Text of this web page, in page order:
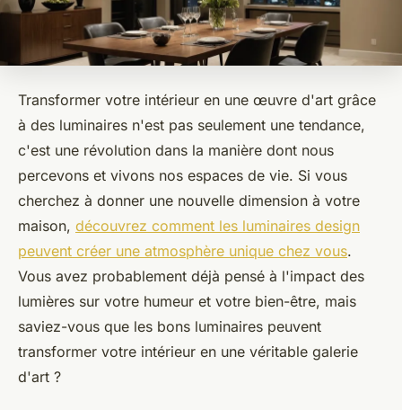
Transformer votre intérieur en une œuvre d'art grâce
à des luminaires n'est pas seulement une tendance,
c'est une révolution dans la manière dont nous
percevons et vivons nos espaces de vie. Si vous
cherchez à donner une nouvelle dimension à votre
maison, découvrez comment les luminaires design
peuvent créer une atmosphère unique chez vous.
Vous avez probablement déjà pensé à l'impact des
lumières sur votre humeur et votre bien-être, mais
saviez-vous que les bons luminaires peuvent
transformer votre intérieur en une véritable galerie
d'art ?